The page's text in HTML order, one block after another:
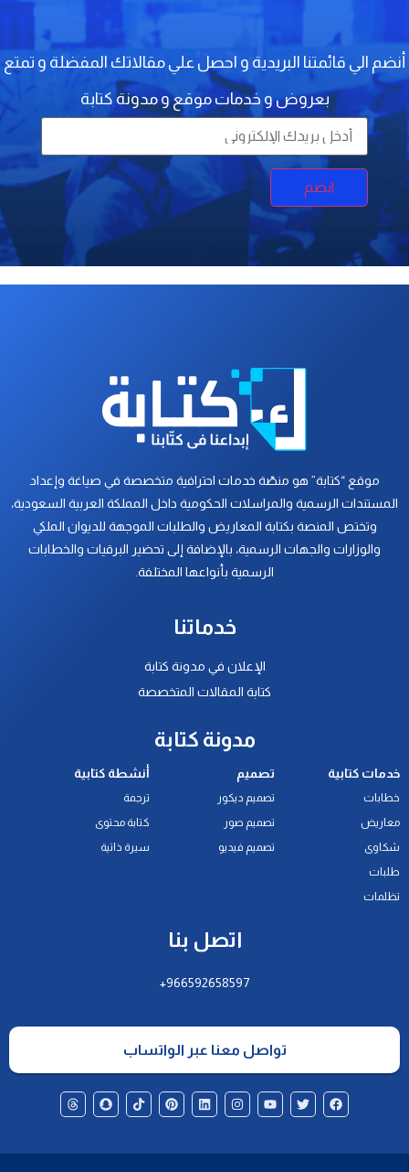
أنضم الي قائمتنا البريدية و احصل علي مقالاتك المفضلة و تمتع
بعروض و خدمات موقع و مدونة كتابة
موقع “كتابة” هو منصّة خدمات احترافية متخصصة في صياغة وإعداد
المستندات الرسمية والمراسلات الحكومية داخل المملكة العربية السعودية،
وتختص المنصة بكتابة المعاريض والطلبات الموجهة للديوان الملكي
والوزارات والجهات الرسمية، بالإضافة إلى تحضير البرقيات والخطابات
الرسمية بأنواعها المختلفة.
خدماتنا
الإعلان في مدونة كتابة
كتابة المقالات المتخصصة
مدونة كتابة
خدمات كتابية
خطابات
معاريض
شكاوى
طلبات
تظلمات
تصميم
تصميم ديكور
تصميم صور
تصميم فيديو
أنشطة كتابية
ترجمة
كتابة محتوى
سيرة ذاتية
اتصل بنا
966592658597+
تواصل معنا عبر الواتساب